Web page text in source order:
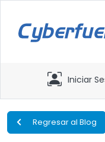
Iniciar
Regresar al Blog